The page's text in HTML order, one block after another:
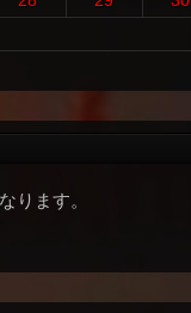
ります。